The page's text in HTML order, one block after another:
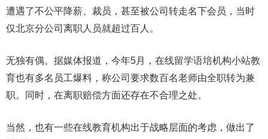
遭遇了不公平降薪、裁员，甚至被公司转走名下会员，当时
仅北京分公司离职人员就超过百人。
无独有偶。据媒体报道，今年5月，在线留学语培机构小站教
育也有多名员工爆料，称公司要求数百名老师由全职转为兼
职。同时，在离职赔偿方面还存在不合理之处。
当然，也有一些在线教育机构出于战略层面的考虑，做出了